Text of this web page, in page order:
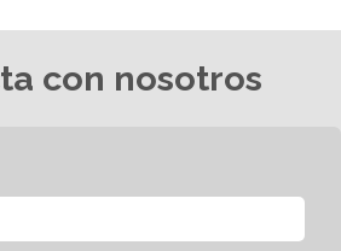
con nosotros